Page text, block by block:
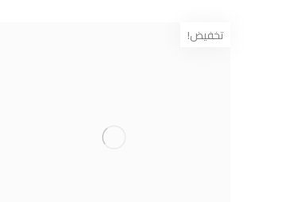
تخفيض!